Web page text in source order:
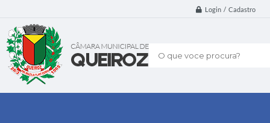
Login / Cadastro
O que voce procura?